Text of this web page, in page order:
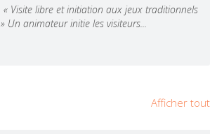
« Visite libre et initiation aux jeux traditionnels
» Un animateur initie les visiteurs...
Afficher tout